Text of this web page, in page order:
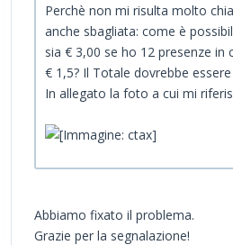
Perchè non mi risulta molto
anche sbagliata: come è
sia € 3,00 se ho 12 presenze in
€ 1,5? Il Totale dovrebbe
In allegato la foto a cui mi
Abbiamo fixato il problema.
Grazie per la segnalazione!